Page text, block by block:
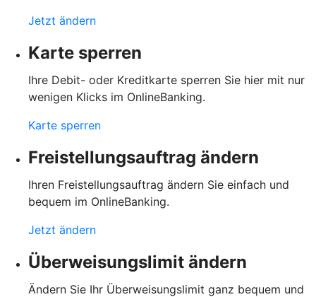
Jetzt ändern
Karte sperren
Ihre Debit- oder Kreditkarte sperren Sie hier mit nur
wenigen Klicks im OnlineBanking.
Karte sperren
Freistellungsauftrag ändern
Ihren Freistellungsauftrag ändern Sie einfach und
bequem im OnlineBanking.
Jetzt ändern
Überweisungslimit ändern
Ändern Sie Ihr Überweisungslimit ganz bequem und